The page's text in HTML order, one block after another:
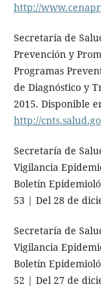
http://
Secretaría de
Prevención y
Programas
de Diagnóstico y
2015. Disponible
http://
Secretaría de
Vigilancia
Boletín
53 | Del 28 de
Secretaría de
Vigilancia
Boletín
52 | Del 27 de